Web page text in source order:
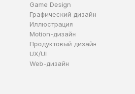
Game Design
Графический дизайн
Иллюстрация
Motion-дизайн
Продуктовый дизайн
UX/UI
Web-дизайн